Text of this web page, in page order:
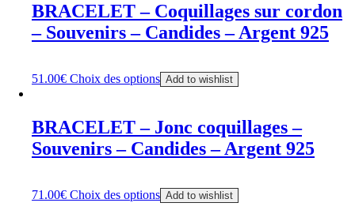
BRACELET – Coquillages sur cordon
– Souvenirs – Candides – Argent 925
51.00€ Choix des options Add to wishlist
BRACELET – Jonc coquillages –
Souvenirs – Candides – Argent 925
71.00€ Choix des options Add to wishlist